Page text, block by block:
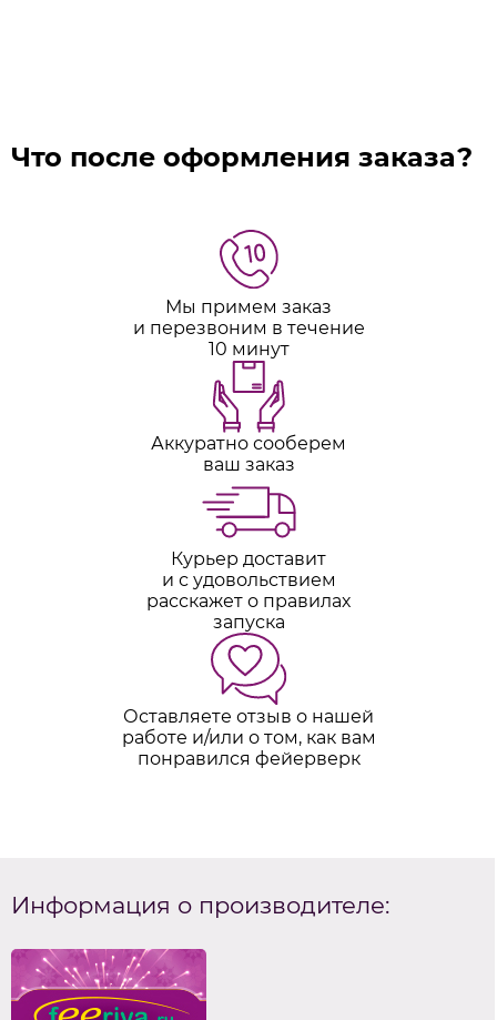
Что после оформления заказа?
Мы примем заказ
и перезвоним в течение
10 минут
Аккуратно сооберем
ваш заказ
Курьер доставит
и с удовольствием
расскажет о правилах
запуска
Оставляете отзыв о нашей
работе и/или о том, как вам
понравился фейерверк
Информация о производителе: